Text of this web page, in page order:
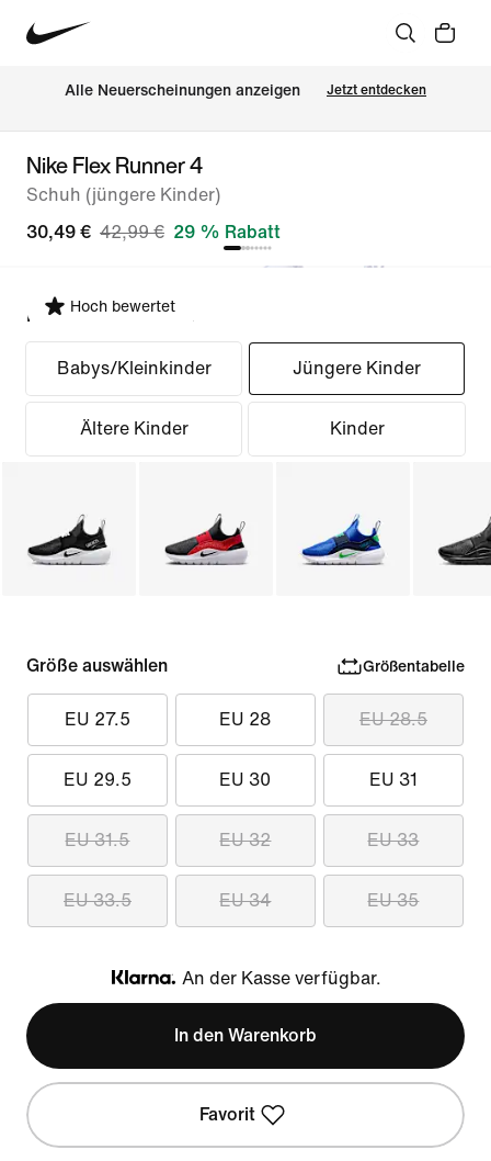
Alle Neuerscheinungen anzeigen Jetzt entdecken
Nike Flex Runner 4
Schuh (jüngere Kinder)
30,49 € 42,99 € 29 % Rabatt
Hoch bewertet
Passform auswählen
Babys/Kleinkinder Jüngere Kinder
Ältere Kinder Kinder
Größe auswählen Größentabelle
EU 27.5 EU 28 EU 28.5
EU 29.5 EU 30 EU 31
EU 31.5 EU 32 EU 33
EU 33.5 EU 34 EU 35
Klarna
An der Kasse verfügbar.
In den Warenkorb
Favorit